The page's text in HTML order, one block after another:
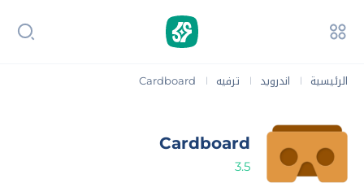
الرئيسية | اندرويد | ترفيه |
Cardboard
Cardboard
3.5